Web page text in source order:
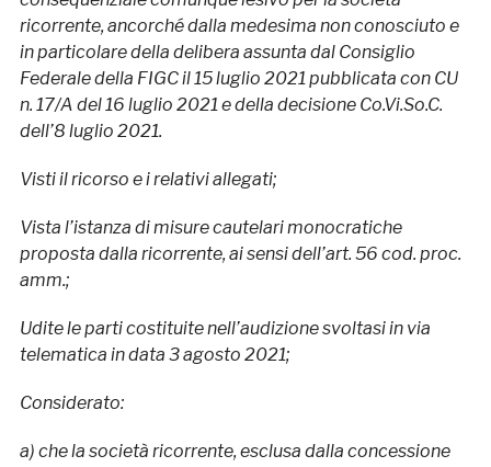
ricorrente, ancorché dalla medesima non conosciuto e
in particolare della delibera assunta dal Consiglio
Federale della FIGC il 15 luglio 2021 pubblicata con CU
n. 17/A del 16 luglio 2021 e della decisione Co.Vi.So.C.
dell’8 luglio 2021.
Visti il ricorso e i relativi allegati;
Vista l’istanza di misure cautelari monocratiche
proposta dalla ricorrente, ai sensi dell’art. 56 cod. proc.
amm.;
Udite le parti costituite nell’audizione svoltasi in via
telematica in data 3 agosto 2021;
Considerato:
a) che la società ricorrente, esclusa dalla concessione